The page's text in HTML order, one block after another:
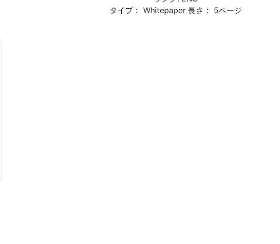
タイプ： Whitepaper 長さ： 5ページ